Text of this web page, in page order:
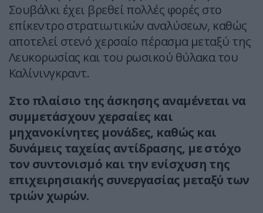
Σουβάλκι έχει βρεθεί πολλές φορές στο
επίκεντρο στρατιωτικών αναλύσεων, καθώς
αποτελεί στενό χερσαίο πέρασμα μεταξύ της
Λευκορωσίας και του ρωσικού θύλακα του
Καλίνινγκραντ.
Στο πλαίσιο της άσκησης αναμένεται να
συμμετάσχουν χερσαίες και
μηχανοκίνητες μονάδες, καθώς και
δυνάμεις ταχείας αντίδρασης, με στόχο
τον συντονισμό και την ενίσχυση της
επιχειρησιακής συνεργασίας μεταξύ των
τριών χωρών.